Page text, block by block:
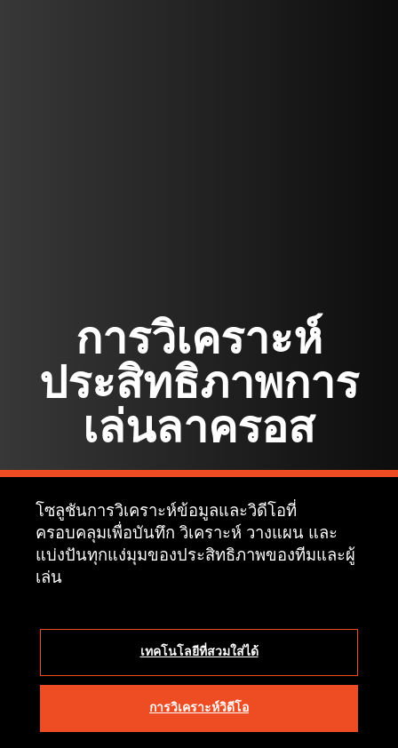
การวิเคราะห์
ประสิทธิภาพการ
เล่นลาครอส
โซลูชันการวิเคราะห์ข้อมูลและวิดีโอที่
ครอบคลุมเพื่อบันทึก วิเคราะห์ วางแผน และ
แบ่งปันทุกแง่มุมของประสิทธิภาพของทีมและผู้
เล่น
เทคโนโลยีที่สวมใส่ได้
การวิเคราะห์วิดีโอ